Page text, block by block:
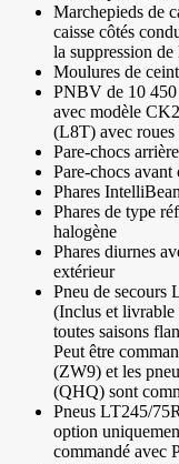
Marchepieds de
caisse côtés
la suppression
Moulures de
PNBV de 10
avec modèle
(L8T) avec roues
Pare-chocs
Pare-chocs avant
Phares
Phares de type
halogène
Phares diurnes
extérieur
Pneu de secours
(Inclus et livrable
toutes saisons
Peut être
(ZW9) et les
(QHQ) sont
Pneus LT245/
option
commandé avec